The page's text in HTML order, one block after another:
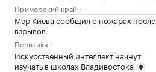
Приморский край
Мэр Киева сообщил о пожарах после
взрывов
Политика
Искусственный интеллект начнут
изучать в школах Владивостока